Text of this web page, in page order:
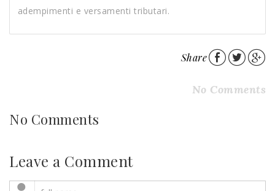
adempimenti e versamenti tributari.
Share
No Comments
No Comments
Leave a Comment